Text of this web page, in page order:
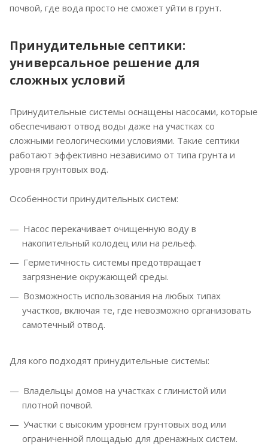
почвой, где вода просто не сможет уйти в грунт.
Принудительные септики:
универсальное решение для
сложных условий
Принудительные системы оснащены насосами, которые
обеспечивают отвод воды даже на участках со
сложными геологическими условиями. Такие септики
работают эффективно независимо от типа грунта и
уровня грунтовых вод.
Особенности принудительных систем:
Насос перекачивает очищенную воду в
накопительный колодец или на рельеф.
Герметичность системы предотвращает
загрязнение окружающей среды.
Возможность использования на любых типах
участков, включая те, где невозможно организовать
самотечный отвод.
Для кого подходят принудительные системы:
Владельцы домов на участках с глинистой или
плотной почвой.
Участки с высоким уровнем грунтовых вод или
ограниченной площадью для дренажных систем.